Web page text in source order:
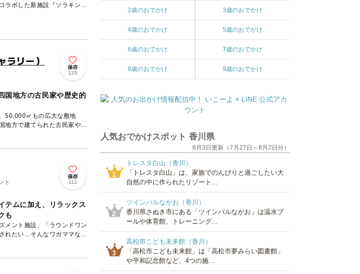
ラボした新施設『ソラキン』
戸大橋を眼下に望む展望台か
リー）
保存
125
国地方の古民家や歴史的
50,000㎡もの広大な敷地
地方で建てられた古民家や歴
ト
保存
112
テムに加え、リラックス
も
メント施設、「ラウンドワン
れたい…そんなワガママな願
2歳のおでかけ 3歳のおでかけ
4歳のおでかけ 5歳のおでかけ
6歳のおでかけ 7歳のおでかけ
8歳のおでかけ 9歳のおでかけ
人気おでかけスポット 香川県
8月3日更新（7月27日～8月2日分）
1
トレスタ白山（香川）
「トレスタ白山」は、家族でのんびりと過ごしたい大
自然の中に作られたリゾート...
2
ツインパルながお（香川）
香川県さぬき市にある「ツインパルながお」は温水プ
ールや体育館、トレーニング...
3
高松市こども未来館（香川）
「高松市こども未来館」は「高松市夢みらい図書館」
や平和記念館など、4つの施...